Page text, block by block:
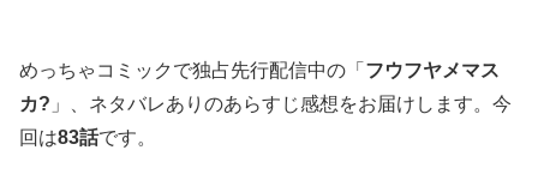
めっちゃコミックで独占先行配信中の「 フウフヤメマス
カ? 」、ネタバレありのあらすじ感想をお届けします。今
回は83話です。